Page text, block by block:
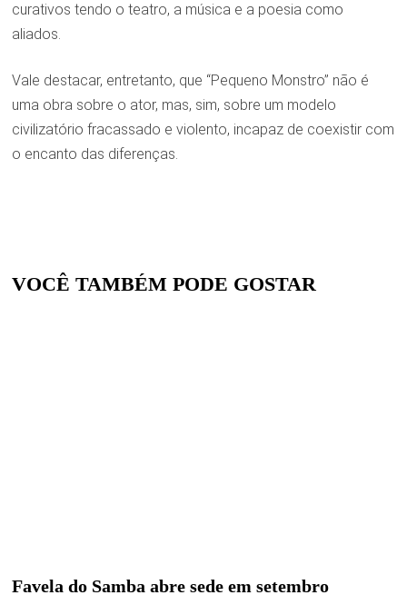
curativos tendo o teatro, a música e a poesia como
aliados.
Vale destacar, entretanto, que “Pequeno Monstro” não é
uma obra sobre o ator, mas, sim, sobre um modelo
civilizatório fracassado e violento, incapaz de coexistir com
o encanto das diferenças.
VOCÊ TAMBÉM PODE GOSTAR
Favela do Samba abre sede em setembro